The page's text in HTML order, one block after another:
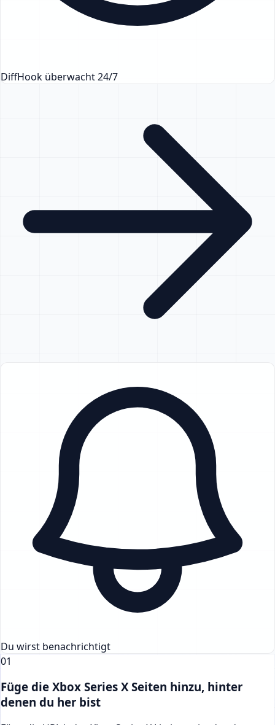
DiffHook überwacht 24/7
Du wirst benachrichtigt
01
Füge die Xbox Series X Seiten hinzu, hinter
denen du her bist